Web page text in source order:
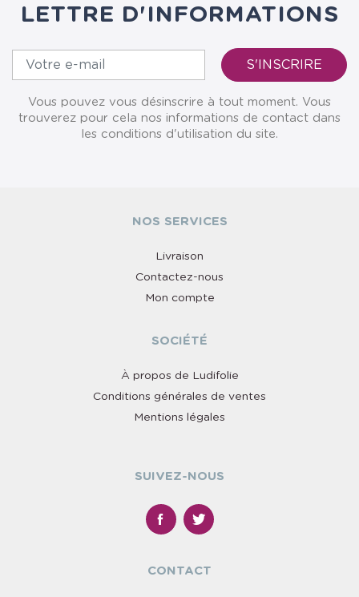
LETTRE D'INFORMATIONS
Vous pouvez vous désinscrire à tout moment. Vous
trouverez pour cela nos informations de contact dans
les conditions d'utilisation du site.
NOS SERVICES
Livraison
Contactez-nous
Mon compte
SOCIÉTÉ
À propos de Ludifolie
Conditions générales de ventes
Mentions légales
SUIVEZ-NOUS
CONTACT